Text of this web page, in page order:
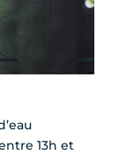
13h et